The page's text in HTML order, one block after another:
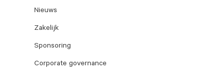
Nieuws
Zakelijk
Sponsoring
Corporate governance